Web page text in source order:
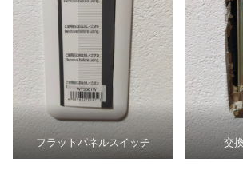
フラットパネルスイッチ 交